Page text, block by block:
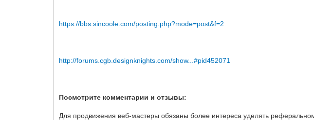
https://bbs.sincoole.com/posting.php?mode=post&f=2
http://forums.cgb.designknights.com/show...#pid452071
Посмотрите комментарии и отзывы:
Для продвижения веб-мастеры обязаны более интереса уделять